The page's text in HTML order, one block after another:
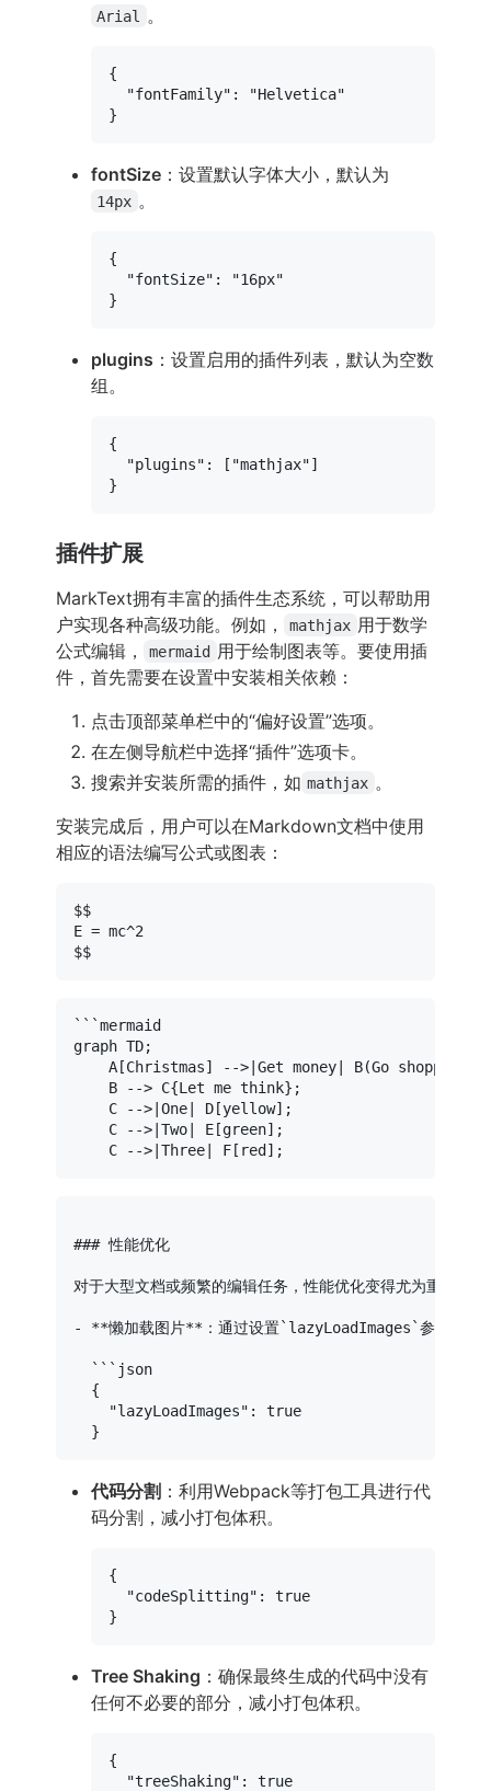
Arial 。
{
"fontFamily" :
"Helvetica"
}
fontSize ：设置默认字体大小，默认为
14px 。
{
"fontSize" :
"16px"
}
plugins ：设置启用的插件列表，默认为空数
组。
{
"plugins" : [ "mathjax"]
}
插件扩展
MarkText拥有丰富的插件生态系统，可以帮助用
户实现各种高级功能。例如，
mathjax 用于数学
公式编辑，
mermaid 用于绘制图表等。要使用插
件，首先需要在设置中安装相关依赖：
点击顶部菜单栏中的“偏好设置”选项。
在左侧导航栏中选择“插件”选项卡。
搜索并安装所需的插件，如 mathjax 。
安装完成后，用户可以在Markdown文档中使用
相应的语法编写公式或图表：
$$
E = mc^2
```mermaid
graph TD;
    A[Christmas] -->|Get money| B(Go shopping);
    B --> C{Let me think};
    C -->|One| D[yellow];
    C -->|Two| E[green];
### 性能优化
对于大型文档或频繁的编辑任务，性能优化变得尤为重要。
- **懒加载图片**：通过设置`lazyLoadImages`参数，减
  ```json
  {
"lazyLoadImages" : true
代码分割 ：利用Webpack等打包工具进行代
码分割，减小打包体积。
{
"codeSplitting" :
true
}
Tree Shaking ：确保最终生成的代码中没有
任何不必要的部分，减小打包体积。
{
"treeShaking" :
true